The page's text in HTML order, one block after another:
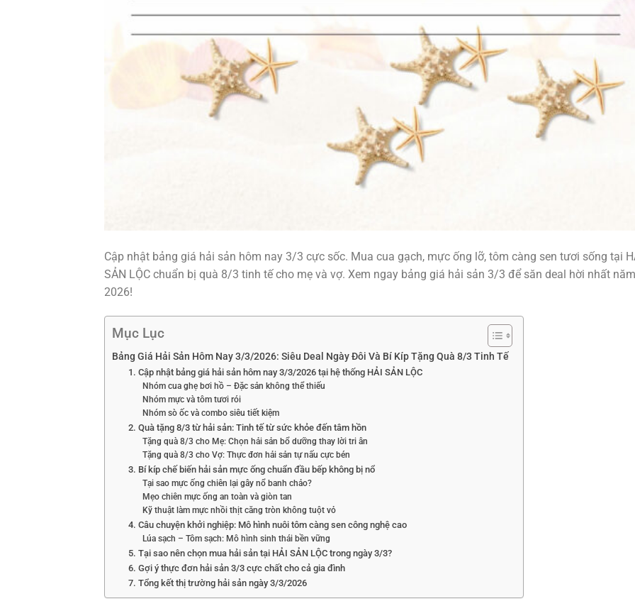
Cập nhật bảng giá hải sản hôm nay 3/3 cực sốc. Mua cua gạch, mực ống lỡ, tôm càng sen tươi sống tại
SẢN LỘC chuẩn bị quà 8/3 tinh tế cho mẹ và vợ. Xem ngay bảng giá hải sản 3/3 để săn deal hời nhất năm
2026!
Mục Lục
Bảng Giá Hải Sản Hôm Nay 3/3/2026: Siêu Deal Ngày Đôi Và Bí Kíp Tặng Quà 8/3 Tinh Tế
1. Cập nhật bảng giá hải sản hôm nay 3/3/2026 tại hệ thống HẢI SẢN LỘC
Nhóm cua ghẹ bơi hồ – Đặc sản không thể thiếu
Nhóm mực và tôm tươi rói
Nhóm sò ốc và combo siêu tiết kiệm
2. Quà tặng 8/3 từ hải sản: Tinh tế từ sức khỏe đến tâm hồn
Tặng quà 8/3 cho Mẹ: Chọn hải sản bổ dưỡng thay lời tri ân
Tặng quà 8/3 cho Vợ: Thực đơn hải sản tự nấu cực bén
3. Bí kíp chế biến hải sản mực ống chuẩn đầu bếp không bị nổ
Tại sao mực ống chiên lại gây nổ banh chảo?
Mẹo chiên mực ống an toàn và giòn tan
Kỹ thuật làm mực nhồi thịt căng tròn không tuột vỏ
4. Câu chuyện khởi nghiệp: Mô hình nuôi tôm càng sen công nghệ cao
Lúa sạch – Tôm sạch: Mô hình sinh thái bền vững
5. Tại sao nên chọn mua hải sản tại HẢI SẢN LỘC trong ngày 3/3?
6. Gợi ý thực đơn hải sản 3/3 cực chất cho cả gia đình
7. Tổng kết thị trường hải sản ngày 3/3/2026